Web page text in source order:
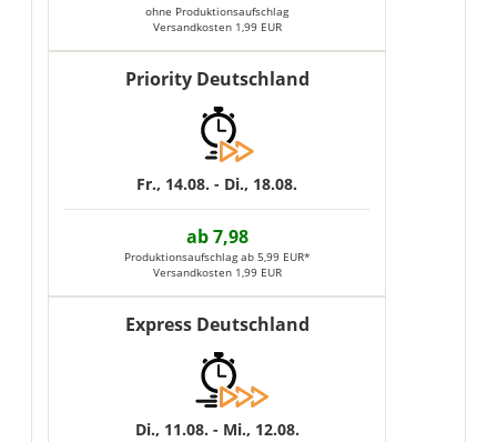
ohne Produktionsaufschlag
Versandkosten 1,99 EUR
Priority Deutschland
Fr., 14.08. - Di., 18.08.
ab 7,98
Produktionsaufschlag ab 5,99 EUR*
Versandkosten 1,99 EUR
Express Deutschland
Di., 11.08. - Mi., 12.08.